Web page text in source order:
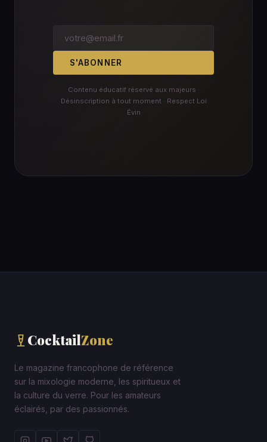
S'ABONNER
Contenu éducatif réservé aux majeurs ·
Désinscription à tout moment · Respect Loi
Évin
CocktailZone
Le magazine francophone de référence
sur la mixologie moderne, les spiritueux et
la culture du verre. Pour les amateurs
éclairés, par des passionnés.